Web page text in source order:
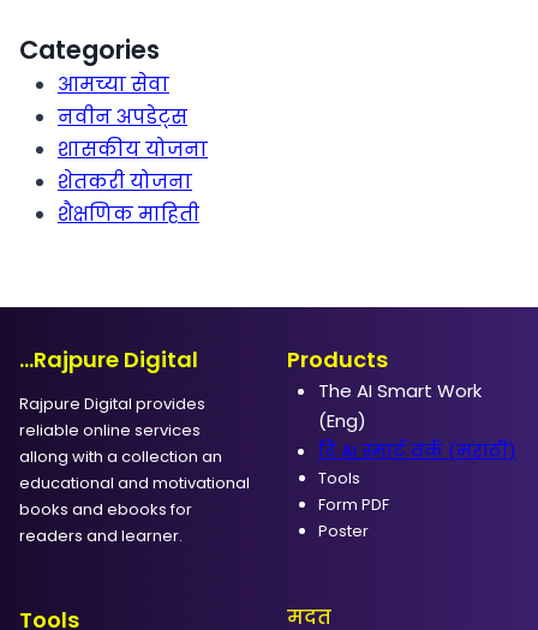
Categories
आमच्या सेवा
नवीन अपडेट्स
शासकीय योजना
शेतकरी योजना
शैक्षणिक माहिती
...Rajpure Digital
Rajpure Digital provides
reliable online services
allong with a collection an
educational and motivational
books and ebooks for
readers and learner.
Products
The AI Smart Work
(Eng)
दि AI स्मार्ट वर्क (मराठी)
Tools
Form PDF
Poster
Tools मदत